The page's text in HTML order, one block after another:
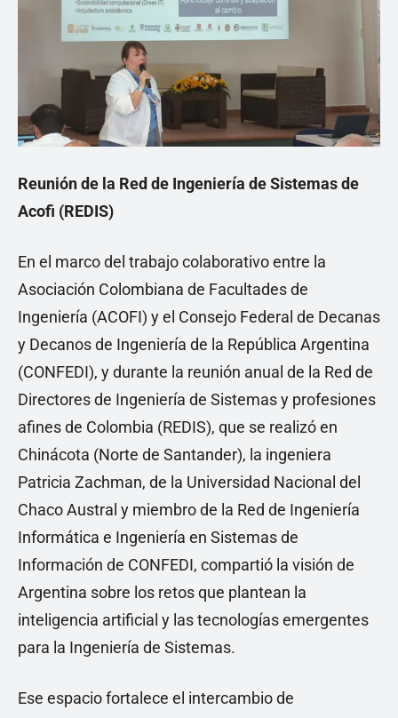
Reunión de la Red de Ingeniería de Sistemas de
Acofi (REDIS)
En el marco del trabajo colaborativo entre la
Asociación Colombiana de Facultades de
Ingeniería (ACOFI) y el Consejo Federal de Decanas
y Decanos de Ingeniería de la República Argentina
(CONFEDI), y durante la reunión anual de la Red de
Directores de Ingeniería de Sistemas y profesiones
afines de Colombia (REDIS), que se realizó en
Chinácota (Norte de Santander), la ingeniera
Patricia Zachman, de la Universidad Nacional del
Chaco Austral y miembro de la Red de Ingeniería
Informática e Ingeniería en Sistemas de
Información de CONFEDI, compartió la visión de
Argentina sobre los retos que plantean la
inteligencia artificial y las tecnologías emergentes
para la Ingeniería de Sistemas.
Ese espacio fortalece el intercambio de